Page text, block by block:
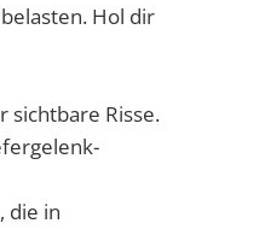
Hol dir
sichtbare Risse.
die in